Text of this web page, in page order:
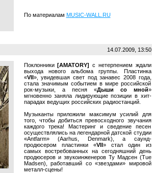
По материалам MUSIC-WALL.RU
14.07.2009, 13:50
Поклонники[AMATORY] с нетерпением ждали
выхода нового альбома группы. Пластинка
«VII», увидевшая свет под занавес 2008 года,
стала значимым событием в мире российской
рок-музыки, а песня «Дыши со мной»
мгновенно заняла лидирующие позиции в хит-
парадах ведущих российских радиостанций.
Музыканты приложили максимум усилий для
того, чтобы добиться превосходного звучания
каждого трека! Мастеринг и сведение песен
осуществлялись на легендарной датской студии
«Antfarm» (Aarhus, Denmark), а саунд-
продюсером пластинки «VII» стал один из
самых востребованных на сегодняшний день
продюсеров и звукоинженеров Ту Мадсен (Tue
Madsen), работавший со «звездами» мировой
металл-сцены!